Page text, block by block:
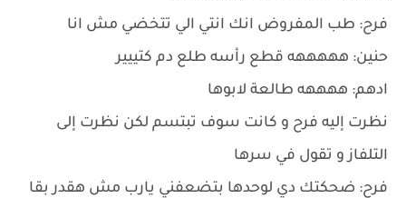
فرح: طب المفروض انك انتي الي تتخضي مش انا
حنين: هههههه قطع رأسه طلع دم كتييير
ادهم: ههههه طالعة لابوها
نظرت إليه فرح و كانت سوف تبتسم لكن نظرت إلى
التلفاز و تقول في سرها
فرح: ضحكتك دي لوحدها بتضعفني يارب مش هقدر بقا